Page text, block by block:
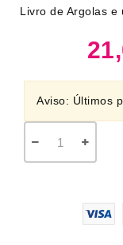
Livro de Argolas e
Aviso: Últimos